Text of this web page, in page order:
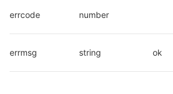
errcode number
errmsg string ok